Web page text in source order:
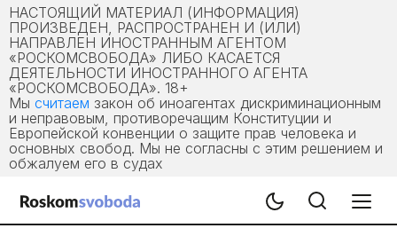
НАСТОЯЩИЙ МАТЕРИАЛ (ИНФОРМАЦИЯ)
ПРОИЗВЕДЕН, РАСПРОСТРАНЕН И (ИЛИ)
НАПРАВЛЕН ИНОСТРАННЫМ АГЕНТОМ
«РОСКОМСВОБОДА» ЛИБО КАСАЕТСЯ
ДЕЯТЕЛЬНОСТИ ИНОСТРАННОГО АГЕНТА
«РОСКОМСВОБОДА». 18+
Мы считаем закон об иноагентах дискриминационным
и неправовым, противоречащим Конституции и
Европейской конвенции о защите прав человека и
основных свобод. Мы не согласны с этим решением и
обжалуем его в судах